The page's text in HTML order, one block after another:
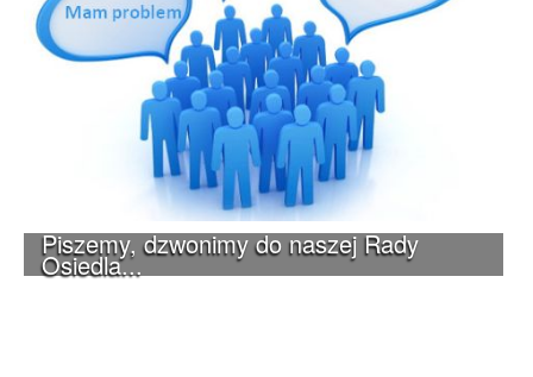
Piszemy, dzwonimy do naszej Rady
Osiedla...